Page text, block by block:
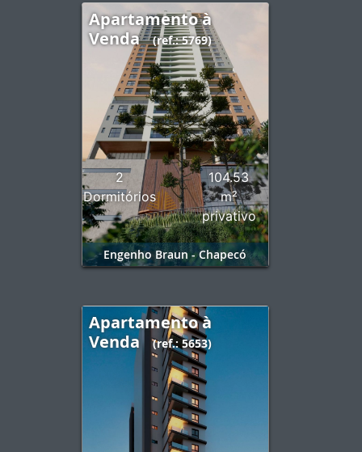
Apartamento à
Venda
(ref.: 5769)
2
Dormitórios
104.53
m²
privativo
Engenho Braun - Chapecó
Apartamento à
Venda
(ref.: 5653)